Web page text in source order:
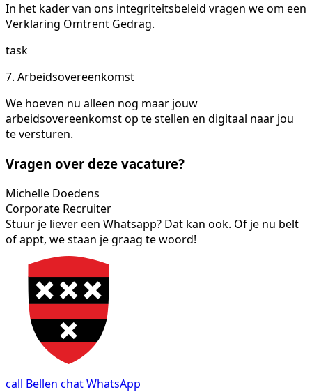
In het kader van ons integriteitsbeleid vragen we om een
Verklaring Omtrent Gedrag.
task
7. Arbeidsovereenkomst
We hoeven nu alleen nog maar jouw
arbeidsovereenkomst op te stellen en digitaal naar jou
te versturen.
Vragen over deze vacature?
Michelle Doedens
Corporate Recruiter
Stuur je liever een Whatsapp? Dat kan ook. Of je nu belt
of appt, we staan je graag te woord!
call Bellen chatWhatsApp